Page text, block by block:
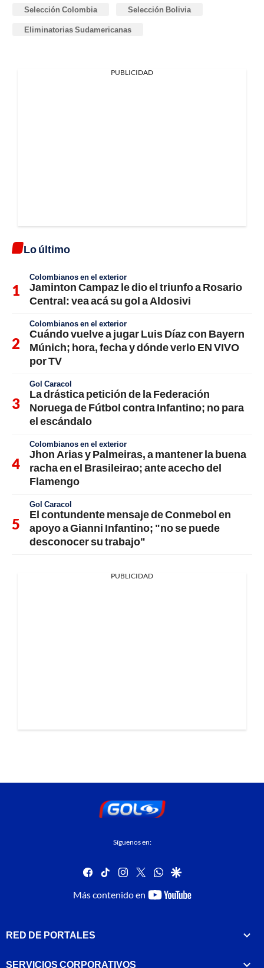
Selección Colombia Selección Bolivia
Eliminatorias Sudamericanas
PUBLICIDAD
Lo último
Colombianos en el exterior
Jaminton Campaz le dio el triunfo a Rosario
Central: vea acá su gol a Aldosivi
Colombianos en el exterior
Cuándo vuelve a jugar Luis Díaz con Bayern
Múnich; hora, fecha y dónde verlo EN VIVO
por TV
Gol Caracol
La drástica petición de la Federación
Noruega de Fútbol contra Infantino; no para
el escándalo
Colombianos en el exterior
Jhon Arias y Palmeiras, a mantener la buena
racha en el Brasileirao; ante acecho del
Flamengo
Gol Caracol
El contundente mensaje de Conmebol en
apoyo a Gianni Infantino; "no se puede
desconocer su trabajo"
PUBLICIDAD
Síguenos en:
facebook
tiktok instagram
twitterwhatsapp
google
Más contenido en
youtube-
RED DE PORTALES
SERVICIOS CORPORATIVOS